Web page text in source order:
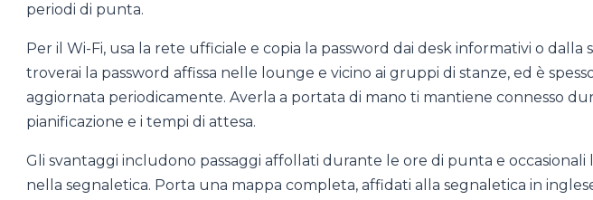
periodi di punta.
Per il Wi-Fi, usa la rete ufficiale e copia la password dai desk informativi o dalla
troverai la password affissa nelle lounge e vicino ai gruppi di stanze, ed è
aggiornata periodicamente. Averla a portata di mano ti mantiene connesso
pianificazione e i tempi di attesa.
Gli svantaggi includono passaggi affollati durante le ore di punta e occasionali
nella segnaletica. Porta una mappa completa, affidati alla segnaletica in